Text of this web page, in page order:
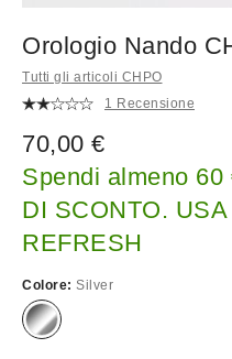
Orologio Nando
Tutti gli articoli CHPO
1 Recensione
70,00 €
Spendi almeno
DI SCONTO.
REFRESH
Colore: Silver